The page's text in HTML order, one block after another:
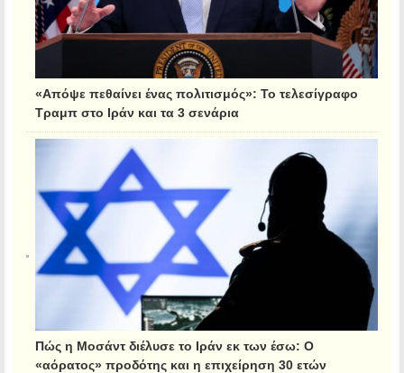
«Απόψε πεθαίνει ένας πολιτισμός»: Το τελεσίγραφο
Τραμπ στο Ιράν και τα 3 σενάρια
Πώς η Μοσάντ διέλυσε το Ιράν εκ των έσω: Ο
«αόρατος» προδότης και η επιχείρηση 30 ετών